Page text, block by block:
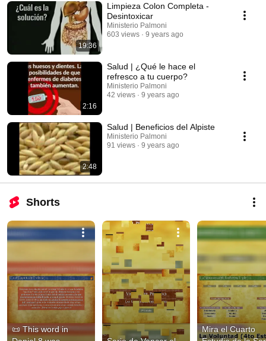
19:36
Limpieza Colon Completa -
Desintoxicar
Ministerio Palmoni
603 views
9 years ago
2:16
Salud | ¿Qué le hace el
refresco a tu cuerpo?
Ministerio Palmoni
42 views
9 years ago
2:48
Salud | Beneficios del Alpiste
Ministerio Palmoni
91 views
9 years ago
Shorts
📜 This word in
Mira el Cuarto